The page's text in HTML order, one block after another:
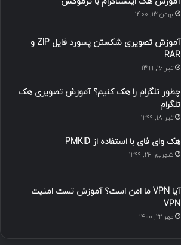
د
ی
ن
و
ت
گ
ا
ا
بهمن ۱۳, ۱۴۰۰
آموزش تصویری شکستن پسورد فایل ZIP و
RAR
تیر ۱۶, ۱۳۹۹
چطور تلگرام را هک کنیم؟ آموزش تصویری هک
تلگرام
تیر ۱۸, ۱۳۹۹
هک وای فای با استفاده از PMKID
شهریور ۲۴, ۱۳۹۹
آیا VPN ما امن است؟ آموزش تست امنیت
VPN
مهر ۲۲, ۱۴۰۰